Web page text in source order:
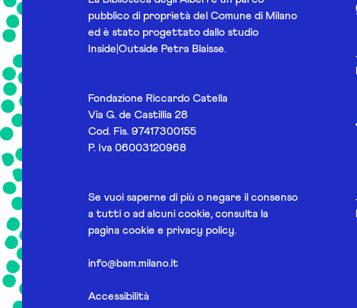
pubblico di proprietà del Comune di Milano
ed è stato progettato dallo studio
Inside|Outside Petra Blaisse.
Fondazione Riccardo Catella
Via G. de Castillia 28
Cod. Fis. 97417300155
P. Iva 06003120968
Se vuoi saperne di più o negare il consenso
a tutti o ad alcuni cookie, consulta la
pagina cookie e privacy policy.
info@bam.milano.it
Accessibilità